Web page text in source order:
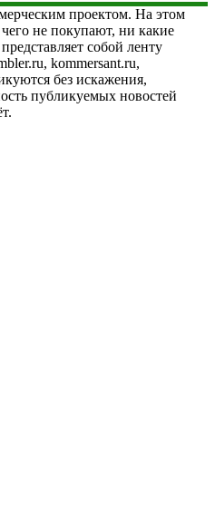
проектом. На этом
не покупают, ни какие
собой ленту
kommersant.ru,
без искажения,
публикуемых новостей